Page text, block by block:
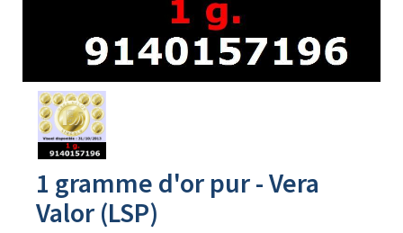
Avers
produit
1 gramme d'or pur - Vera
Valor (LSP)